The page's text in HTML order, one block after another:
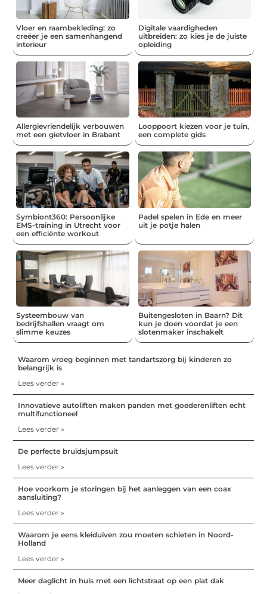
Vloer en raambekleding: zo
creëer je een samenhangend
interieur
Digitale vaardigheden
uitbreiden: zo kies je de juiste
opleiding
Allergievriendelijk verbouwen
met een gietvloer in Brabant
Looppoort kiezen voor je tuin,
een complete gids
Symbiont360: Persoonlijke
EMS-training in Utrecht voor
een efficiënte workout
Padel spelen in Ede en meer
uit je potje halen
Systeembouw van
bedrijfshallen vraagt om
slimme keuzes
Buitengesloten in Baarn? Dit
kun je doen voordat je een
slotenmaker inschakelt
Waarom vroeg beginnen met tandartszorg bij kinderen zo
belangrijk is
Lees verder »
Innovatieve autoliften maken panden met goederenliften echt
multifunctioneel
Lees verder »
De perfecte bruidsjumpsuit
Lees verder »
Hoe voorkom je storingen bij het aanleggen van een coax
aansluiting?
Lees verder »
Waarom je eens kleiduiven zou moeten schieten in Noord-
Holland
Lees verder »
Meer daglicht in huis met een lichtstraat op een plat dak